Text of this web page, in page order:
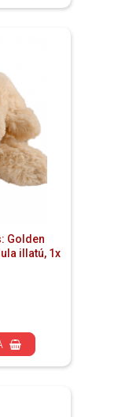
Golden
illatú, 1x